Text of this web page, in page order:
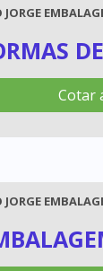
JORGE
Cotar
JORGE